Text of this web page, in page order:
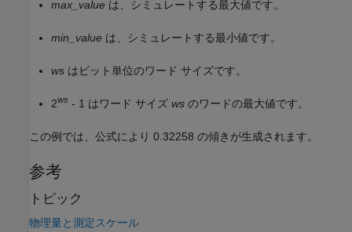
max_value は、シミュレートする最大値です。
min_value は、シミュレートする最小値です。
ws はビット単位のワード サイズです。
2ws - 1 はワード サイズ ws のワードの最大値です。
この例では、公式により 0.32258 の傾きが生成されます。
参考
トピック
物理量と測定スケール